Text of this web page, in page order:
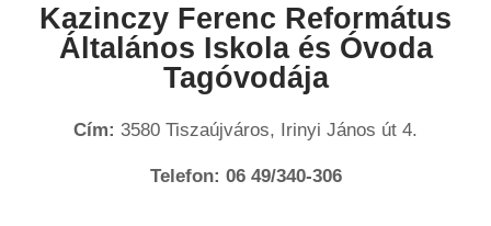
Kazinczy Ferenc Református
Általános Iskola és Óvoda
Tagóvodája
Cím: 3580 Tiszaújváros, Irinyi János út 4.
Telefon: 06 49/340-306